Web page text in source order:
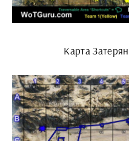
Карта